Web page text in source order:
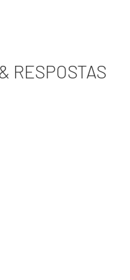
RESPOSTAS